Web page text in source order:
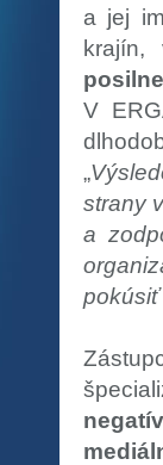
a jej
V
„
strany
a
pokúsiť